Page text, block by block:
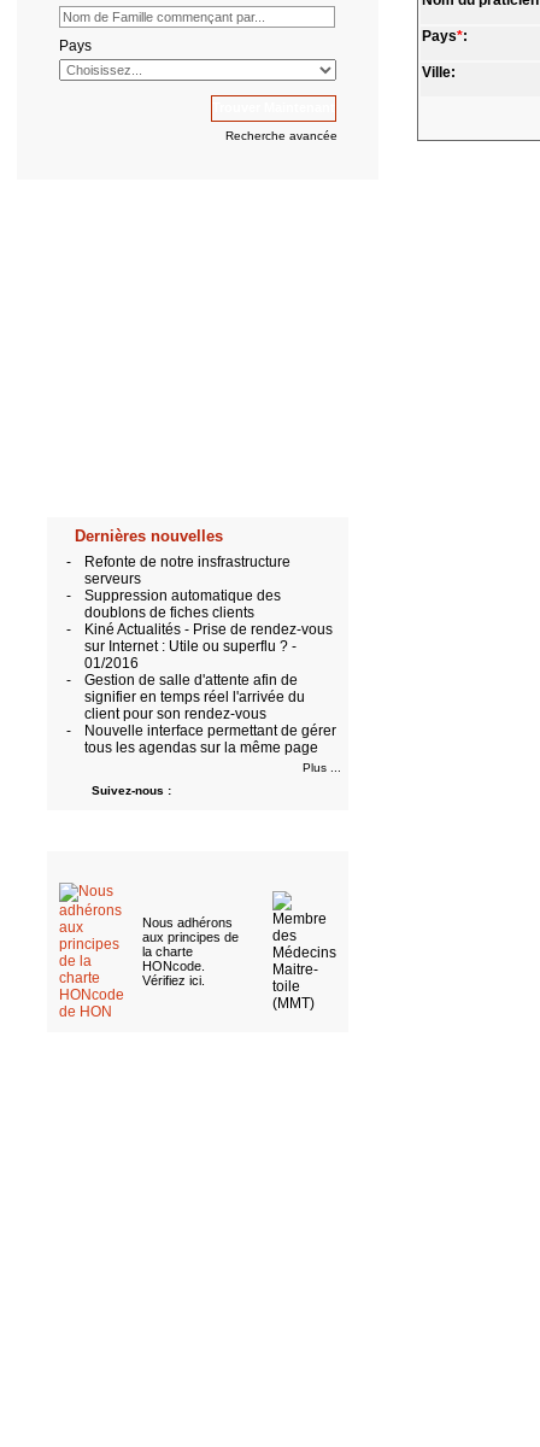
Pays
Recherche avancée
Dernières nouvelles
-
Refonte de notre insfrastructure
serveurs
-
Suppression automatique des
doublons de fiches clients
-
Kiné Actualités - Prise de rendez-vous
sur Internet : Utile ou superflu ? -
01/2016
-
Gestion de salle d'attente afin de
signifier en temps réel l'arrivée du
client pour son rendez-vous
-
Nouvelle interface permettant de gérer
tous les agendas sur la même page
Plus ...
Suivez-nous :
Nous adhérons
aux principes de
la charte
HONcode.
Vérifiez ici.
Pays*:
Ville: